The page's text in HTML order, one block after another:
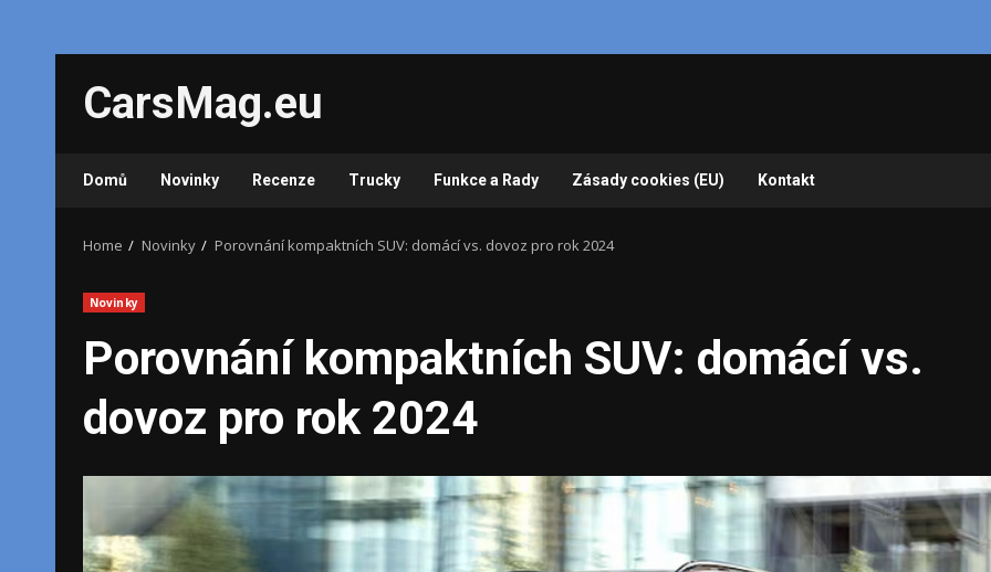
content
CarsMag.eu
Domů Novinky Recenze Trucky Funkce a Rady Zásady cookies (EU) Kontakt
Home Novinky Porovnání kompaktních SUV: domácí vs. dovoz pro rok 2024
Novinky
Porovnání kompaktních SUV: domácí vs.
dovoz pro rok 2024